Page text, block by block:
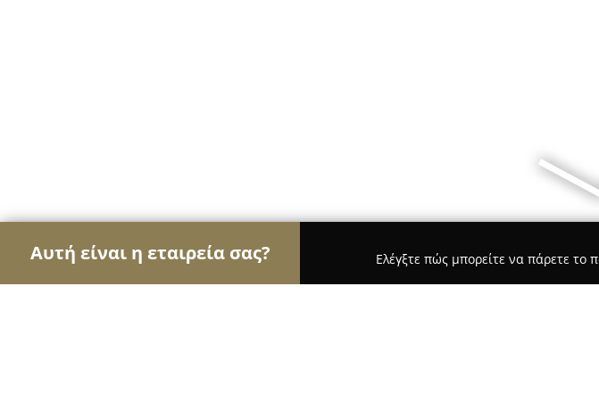
Αυτή είναι η εταιρεία σας?
Ελέγξτε πώς μπορείτε να πάρετε το